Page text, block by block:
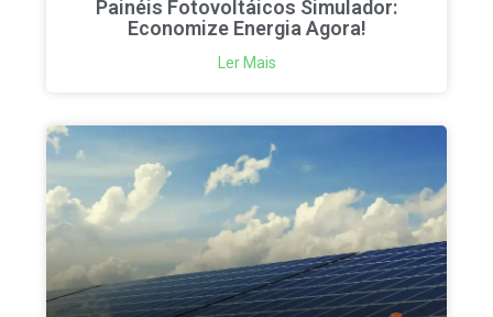
Painéis Fotovoltáicos Simulador:
Economize Energia Agora!
Ler Mais